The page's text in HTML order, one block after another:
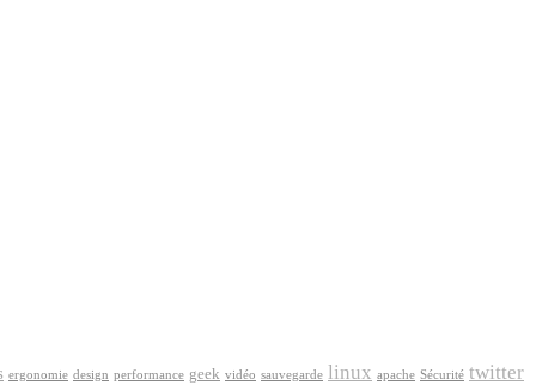
ergonomie design performance geek vidéo sauvegarde linux apache Sécurité twitter